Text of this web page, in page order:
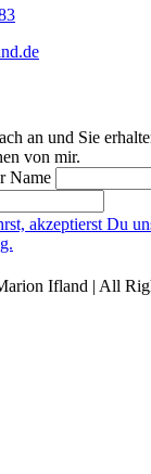
an und Sie
von mir.
Name
akzeptierst Du
Ifland | All